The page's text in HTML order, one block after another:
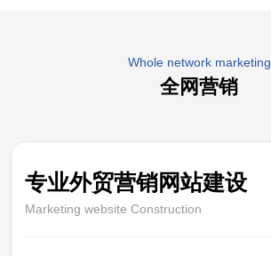
Whole network marketing
全网营销
专业外贸营销网站建设
Marketing website Construction